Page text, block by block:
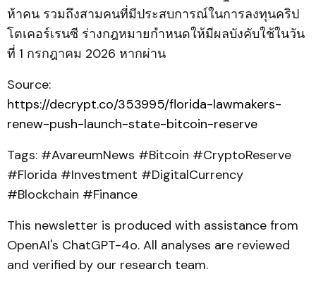
ห้าคน รวมถึงสามคนที่มีประสบการณ์ในการลงทุนคริป
โตเคอร์เรนซี ร่างกฎหมายกำหนดให้มีผลบังคับใช้ในวัน
ที่ 1 กรกฎาคม 2026 หากผ่าน
Source:
https://decrypt.co/353995/florida-lawmakers-
renew-push-launch-state-bitcoin-reserve
Tags: #AvareumNews #Bitcoin #CryptoReserve
#Florida #Investment #DigitalCurrency
#Blockchain #Finance
This newsletter is produced with assistance from
OpenAI's ChatGPT-4o. All analyses are reviewed
and verified by our research team.